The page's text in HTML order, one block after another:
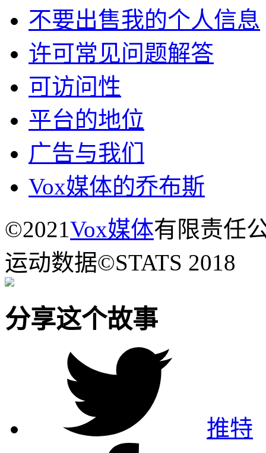
不要出售我的个人信息
许可常见问题解答
可访问性
平台的地位
广告与我们
Vox媒体的乔布斯
©2021Vox媒体有限责任
运动数据©STATS 2018
分享这个故事
推特